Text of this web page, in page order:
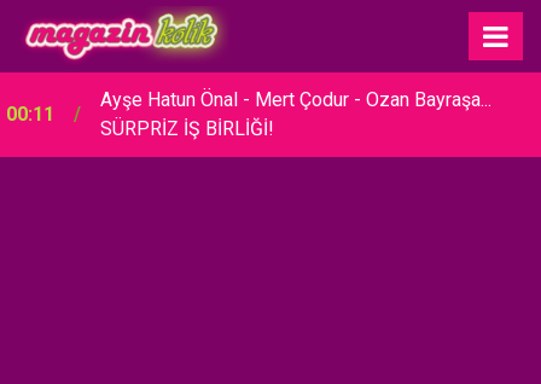
23:30 Hare Sürel... SADE BİR TÖRENLE EVLENDİ!